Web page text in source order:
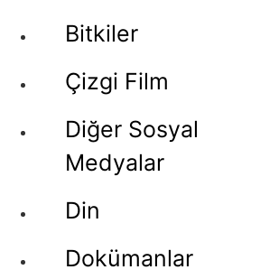
Bitkiler
Çizgi Film
Diğer Sosyal
Medyalar
Din
Dokümanlar